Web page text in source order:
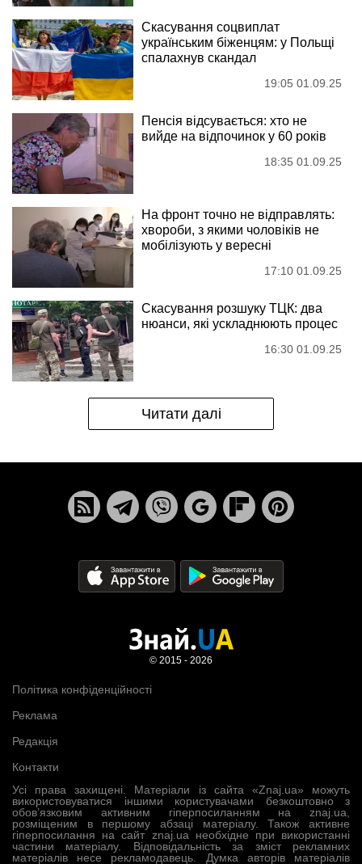
Скасування соцвиплат
українським біженцям: у Польщі
спалахнув скандал
19:05 01.09.25
Пенсія відсувається: хто не
вийде на відпочинок у 60 років
18:35 01.09.25
На фронт точно не відправлять:
хвороби, з якими чоловіків не
мобілізують у вересні
17:10 01.09.25
Скасування розшуку ТЦК: два
нюанси, які ускладнюють процес
16:30 01.09.25
Читати далі
Усі права захищені. Матеріали із сайта «Znaj.ua» можуть
використовуватися іншими користувачами безкоштовно з
обов’язковим активним гіперпосиланням на znaj.ua,
розміщеним в першому абзаці матеріалу. Також активне
гіперпосилання на сайт znaj.ua необхідне при використанні
частини матеріалу. Відповідальність за зміст рекламних
матеріалів несе рекламодавець. Думка авторів матеріалів
Політика конфіденційності
Реклама
Редакція
Контакти
© 2015 - 2026